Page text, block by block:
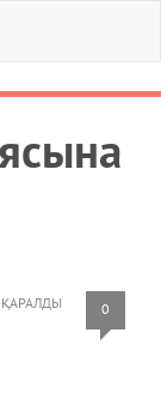
ҚАРАЛДЫ 0